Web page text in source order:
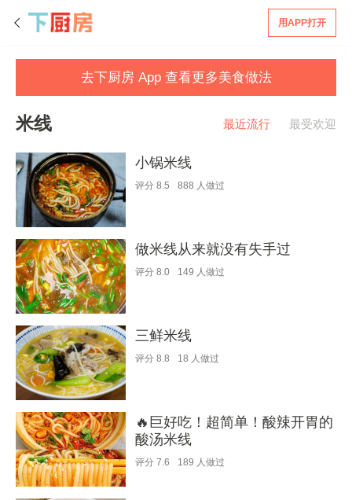
用APP打开
去下厨房 App 查看更多美食做法
米线 最近流行 最受欢迎
小锅米线
评分 8.5 888 人做过
做米线从来就没有失手过
评分 8.0 149 人做过
三鲜米线
评分 8.8 18 人做过
🔥巨好吃！超简单！酸辣开胃的
酸汤米线
评分 7.6 189 人做过